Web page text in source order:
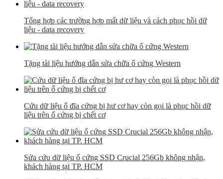
Tổng hợp các trường hợp mất dữ liệu và cách phục hồi dữ
liệu - data recovery
Tặng tài liệu hướng dẫn sửa chữa ổ cứng Western
Cứu dữ liệu ổ đĩa cứng bị hư cơ hay còn gọi là phục hồi dữ
liệu trên ổ cứng bị chết cơ
Sửa cứu dữ liệu ổ cứng SSD Crucial 256Gb không nhận,
khách hàng tại TP. HCM